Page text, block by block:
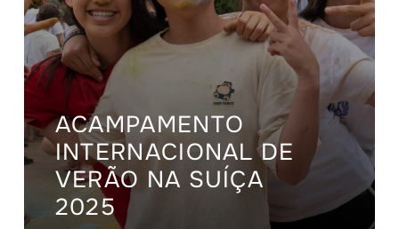
ACAMPAMENTO
INTERNACIONAL DE
VERÃO NA SUÍÇA
2025